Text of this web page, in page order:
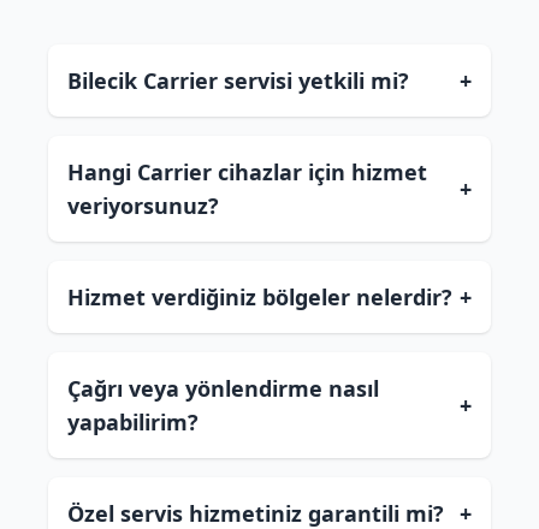
Bilecik Carrier servisi yetkili mi? +
Hangi Carrier cihazlar için hizmet
veriyorsunuz?
+
Hizmet verdiğiniz bölgeler nelerdir? +
Çağrı veya yönlendirme nasıl
yapabilirim?
+
Özel servis hizmetiniz garantili mi? +